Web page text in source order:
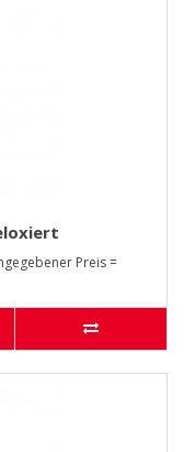
Preis =